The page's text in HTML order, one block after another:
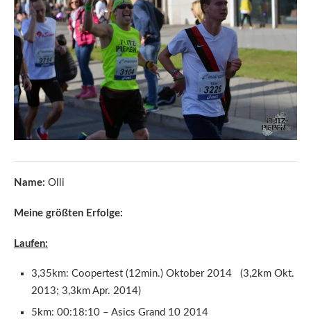
Name: Olli
Meine größten Erfolge:
Laufen:
3,35km: Coopertest (12min.) Oktober 2014 (3,2km Okt.
2013; 3,3km Apr. 2014)
5km: 00:18:10 – Asics Grand 10 2014